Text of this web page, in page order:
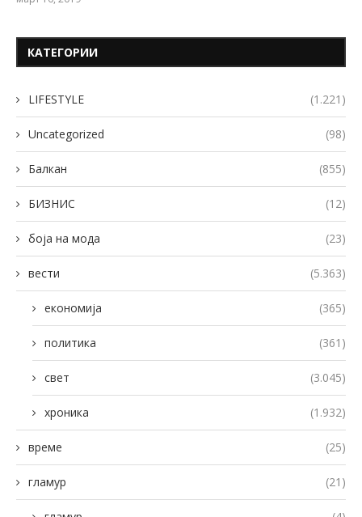
КАТЕГОРИИ
LIFESTYLE (1.221)
Uncategorized (98)
Балкан (855)
БИЗНИС (12)
боја на мода (23)
вести (5.363)
економија (365)
политика (361)
свет (3.045)
хроника (1.932)
време (25)
гламур (21)